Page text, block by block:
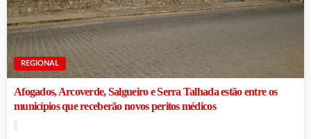
REGIONAL
Afogados, Arcoverde, Salgueiro e Serra Talhada estão entre os
municípios que receberão novos peritos médicos